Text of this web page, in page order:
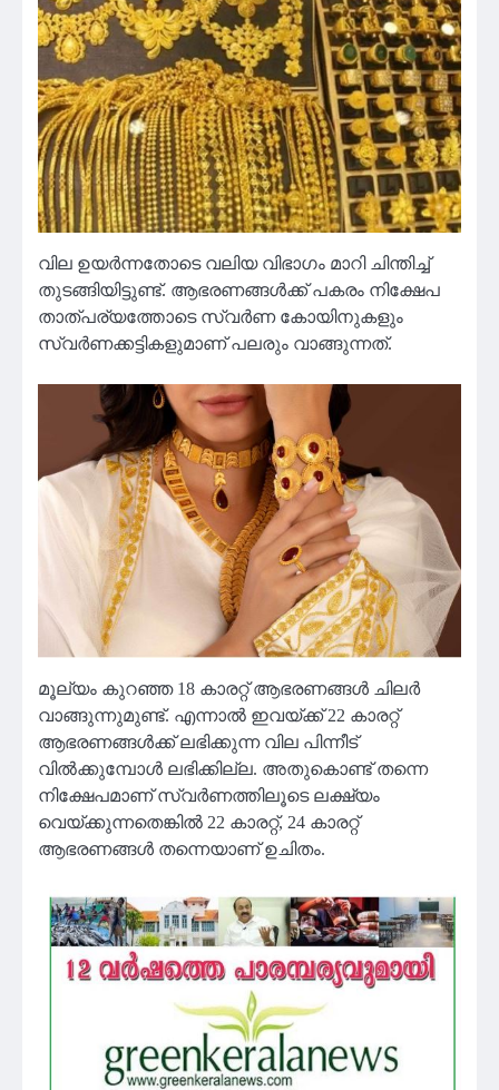
വില ഉയർന്നതോടെ വലിയ വിഭാഗം മാറി ചിന്തിച്ച്
തുടങ്ങിയിട്ടുണ്ട്. ആഭരണങ്ങൾക്ക് പകരം നിക്ഷേപ
താത്പര്യത്തോടെ സ്വർണ കോയിനുകളും
സ്വർണക്കട്ടികളുമാണ് പലരും വാങ്ങുന്നത്.
മൂല്യം കുറഞ്ഞ 18 കാരറ്റ് ആഭരണങ്ങൾ ചിലർ
വാങ്ങുന്നുമുണ്ട്. എന്നാൽ ഇവയ്ക്ക് 22 കാരറ്റ്
ആഭരണങ്ങൾക്ക് ലഭിക്കുന്ന വില പിന്നീട്
വിൽക്കുമ്പോൾ ലഭിക്കില്ല. അതുകൊണ്ട് തന്നെ
നിക്ഷേപമാണ് സ്വർണത്തിലൂടെ ലക്ഷ്യം
വെയ്ക്കുന്നതെങ്കിൽ 22 കാരറ്റ്, 24 കാരറ്റ്
ആഭരണങ്ങൾ തന്നെയാണ് ഉചിതം.